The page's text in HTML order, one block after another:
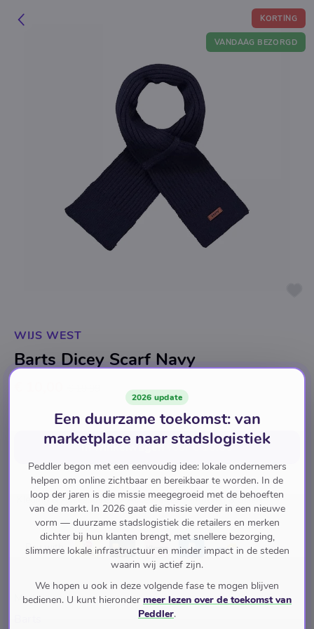
VANDAAG BEZORGD
KORTING
WIJS WEST
Barts Dicey Scarf Navy
JE BESPAART € 9,99(49.97%)
In winkelwagen voor € 10,00
Kleding & Accessoires Accessoires Mutsen & Sjaals
Pay with
Merk
2026 update
Een duurzame toekomst: van
marketplace naar stadslogistiek
Peddler begon met een eenvoudig idee: lokale ondernemers
helpen om online zichtbaar en bereikbaar te worden. In de
loop der jaren is die missie meegegroeid met de behoeften
van de markt. In 2026 gaat die missie verder in een nieuwe
vorm — duurzame stadslogistiek die retailers en merken
dichter bij hun klanten brengt, met snellere bezorging,
slimmere lokale infrastructuur en minder impact in de steden
waarin wij actief zijn.
We hopen u ook in deze volgende fase te mogen blijven
bedienen. U kunt hieronder meer lezen over de toekomst van
Peddler.